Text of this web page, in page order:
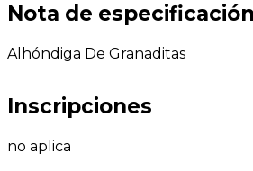
Nota de
Alhóndiga De Granaditas
Inscripciones
no aplica